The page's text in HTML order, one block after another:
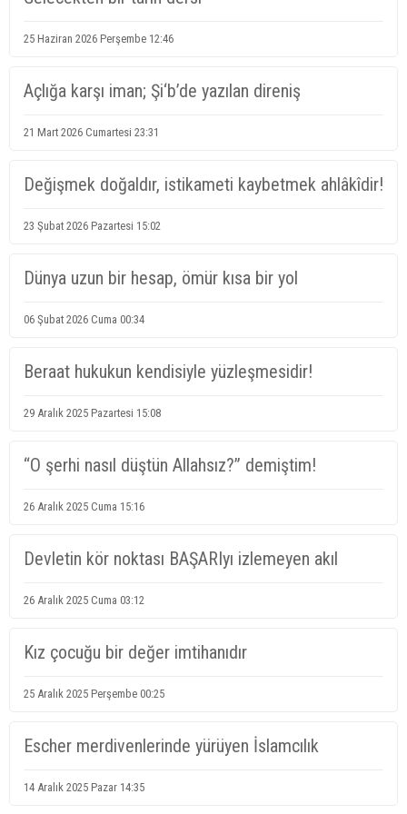
25 Haziran 2026 Perşembe 12:46
Açlığa karşı iman; Şi‘b’de yazılan direniş
21 Mart 2026 Cumartesi 23:31
Değişmek doğaldır, istikameti kaybetmek ahlâkîdir!
23 Şubat 2026 Pazartesi 15:02
Dünya uzun bir hesap, ömür kısa bir yol
06 Şubat 2026 Cuma 00:34
Beraat hukukun kendisiyle yüzleşmesidir!
29 Aralık 2025 Pazartesi 15:08
“O şerhi nasıl düştün Allahsız?” demiştim!
26 Aralık 2025 Cuma 15:16
Devletin kör noktası BAŞARIyı izlemeyen akıl
26 Aralık 2025 Cuma 03:12
Kız çocuğu bir değer imtihanıdır
25 Aralık 2025 Perşembe 00:25
Escher merdivenlerinde yürüyen İslamcılık
14 Aralık 2025 Pazar 14:35